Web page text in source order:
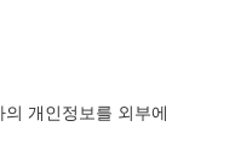
개인정보를 외부에